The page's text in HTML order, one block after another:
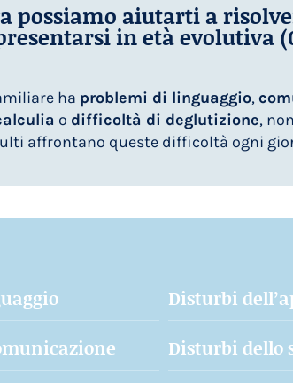
possiamo aiutarti a
in età evolutiva
ha problemi di linguaggio,
o difficoltà di deglutizione,
affrontano queste difficoltà ogni
Disturbi
Disturbi dello